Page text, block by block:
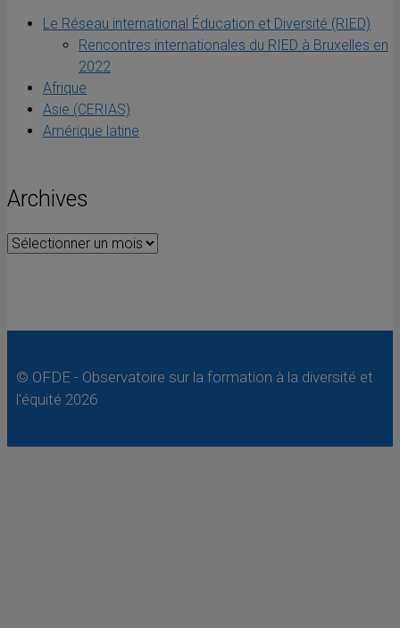
Le Réseau international Éducation et Diversité (RIED)
Rencontres internationales du RIED à Bruxelles en
2022
Afrique
Asie (CERIAS)
Amérique latine
Archives
Archives
© OFDE - Observatoire sur la formation à la diversité et
l'équité 2026